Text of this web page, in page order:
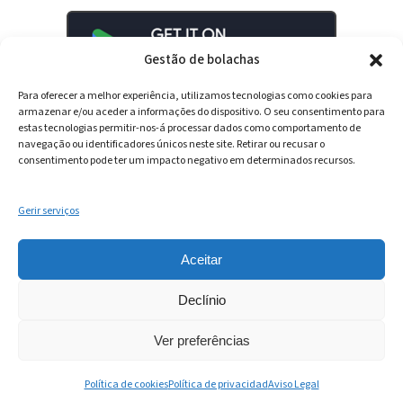
Gestão de bolachas
Para oferecer a melhor experiência, utilizamos tecnologias como cookies para
armazenar e/ou aceder a informações do dispositivo. O seu consentimento para
estas tecnologias permitir-nos-á processar dados como comportamento de
navegação ou identificadores únicos neste site. Retirar ou recusar o
consentimento pode ter um impacto negativo em determinados recursos.
Gerir serviços
Aceitar
Declínio
Ver preferências
Política de cookiesPolítica de privacidadAviso Legal
LinkedInYouTube